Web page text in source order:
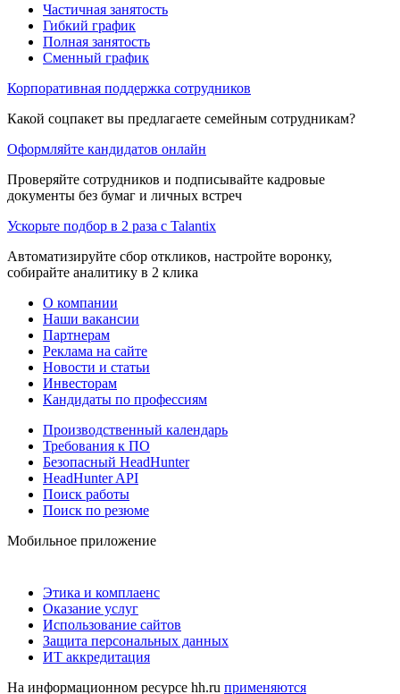
Частичная занятость
Гибкий график
Полная занятость
Сменный график
Корпоративная поддержка сотрудников
Какой соцпакет вы предлагаете семейным сотрудникам?
Оформляйте кандидатов онлайн
Проверяйте сотрудников и подписывайте кадровые
документы без бумаг и личных встреч
Ускорьте подбор в 2 раза с Talantix
Автоматизируйте сбор откликов, настройте воронку,
собирайте аналитику в 2 клика
О компании
Наши вакансии
Партнерам
Реклама на сайте
Новости и статьи
Инвесторам
Кандидаты по профессиям
Производственный календарь
Требования к ПО
Безопасный HeadHunter
HeadHunter API
Поиск работы
Поиск по резюме
Мобильное приложение
Этика и комплаенс
Оказание услуг
Использование сайтов
Защита персональных данных
ИТ аккредитация
На информационном ресурсе hh.ru применяются